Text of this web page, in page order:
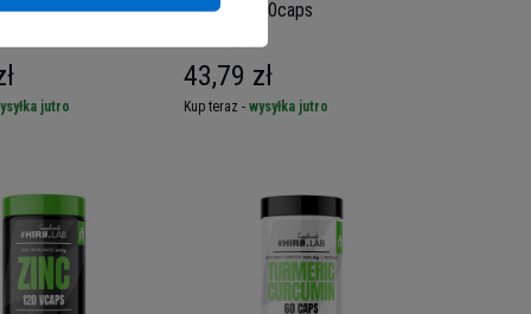
7 i D3 - 100
jutro
Formula - 60caps
43,79 zł
Kup teraz - wysyłka jutro